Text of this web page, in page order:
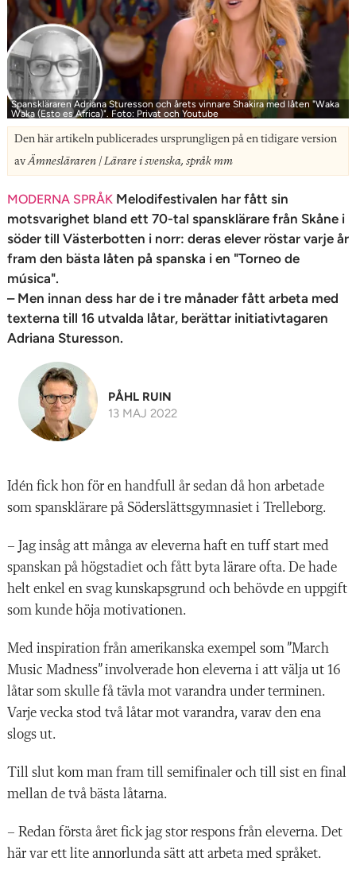
Spanskläraren Adriana Sturesson och årets vinnare Shakira med låten "Waka
Waka (Esto es Africa)". Foto: Privat och Youtube
Den här artikeln publicerades ursprungligen på en tidigare version
avÄmnesläraren | Lärare i svenska, språk mm
MODERNA SPRÅK Melodifestivalen har fått sin
motsvarighet bland ett 70-tal spansklärare från Skåne i
söder till Västerbotten i norr: deras elever röstar varje år
fram den bästa låten på spanska i en "Torneo de
música".
– Men innan dess har de i tre månader fått arbeta med
texterna till 16 utvalda låtar, berättar initiativtagaren
Adriana Sturesson.
PÅHL RUIN
13 MAJ 2022
Idén fick hon för en handfull år sedan då hon arbetade
som spansklärare på Söderslättsgymnasiet i Trelleborg.
– Jag insåg att många av eleverna haft en tuff start med
spanskan på högstadiet och fått byta lärare ofta. De hade
helt enkel en svag kunskapsgrund och behövde en uppgift
som kunde höja motivationen.
Med inspiration från amerikanska exempel som ”March
Music Madness” involverade hon eleverna i att välja ut 16
låtar som skulle få tävla mot varandra under terminen.
Varje vecka stod två låtar mot varandra, varav den ena
slogs ut.
Till slut kom man fram till semifinaler och till sist en final
mellan de två bästa låtarna.
– Redan första året fick jag stor respons från eleverna. Det
här var ett lite annorlunda sätt att arbeta med språket.